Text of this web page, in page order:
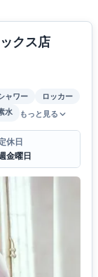
クス店
ャワー
ロッカー
水 もっと見る
休日
金曜日